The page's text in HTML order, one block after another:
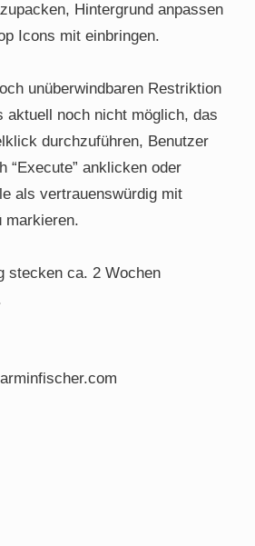
Hintergrund anpassen
Icons mit einbringen.
unüberwindbaren Restriktion
aktuell noch nicht möglich, das
durchzuführen, Benutzer
“Execute” anklicken oder
als vertrauenswürdig mit
markieren.
stecken ca. 2 Wochen